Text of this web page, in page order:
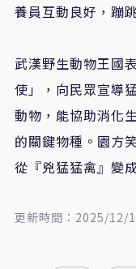
養員互動良好，蹦
武漢野生動物王國
使」，向民眾宣導
動物，能協助消化
的關鍵物種。園方
從『兇猛猛禽』變
更新時間：2025/12/